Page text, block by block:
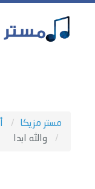
مستر مزيكا
والله ابدا